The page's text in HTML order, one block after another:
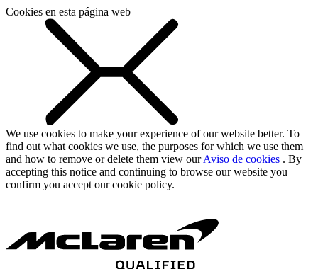
Cookies en esta página web
We use cookies to make your experience of our website better. To
find out what cookies we use, the purposes for which we use them
and how to remove or delete them view ourAviso de cookies . By
accepting this notice and continuing to browse our website you
confirm you accept our cookie policy.